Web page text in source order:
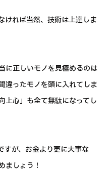
ければ当然、技術は上達しま
に正しいモノを見極めるのは
違ったモノを頭に入れてしま
上心」も全て無駄になってし
すが、お金より更に大事な
ましょう！